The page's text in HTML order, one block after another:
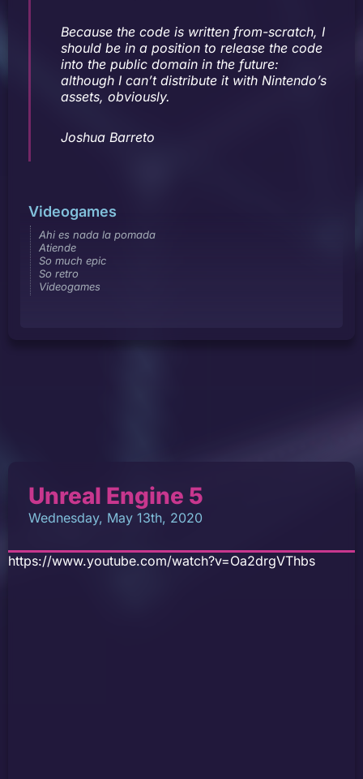
Because the code is written from-scratch, I
should be in a position to release the code
into the public domain in the future:
although I can’t distribute it with Nintendo’s
assets, obviously.
Joshua Barreto
Videogames
Ahi es nada la pomada
Atiende
So much epic
So retro
Videogames
Unreal Engine 5
Wednesday, May 13th, 2020
https://www.youtube.com/watch?v=Oa2drgVThbs